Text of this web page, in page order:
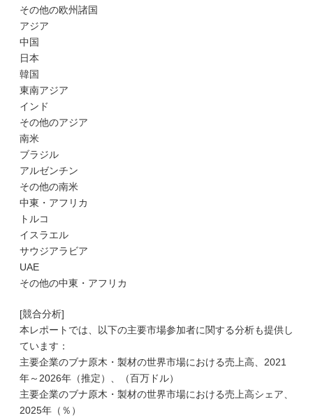
その他の欧州諸国
アジア
中国
日本
韓国
東南アジア
インド
その他のアジア
南米
ブラジル
アルゼンチン
その他の南米
中東・アフリカ
トルコ
イスラエル
サウジアラビア
UAE
その他の中東・アフリカ
[競合分析]
本レポートでは、以下の主要市場参加者に関する分析も提供し
ています：
主要企業のブナ原木・製材の世界市場における売上高、2021
年～2026年（推定）、（百万ドル）
主要企業のブナ原木・製材の世界市場における売上高シェア、
2025年（％）